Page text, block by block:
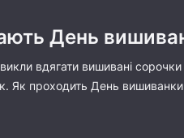
День
вдягати вишивані
Як проходить День